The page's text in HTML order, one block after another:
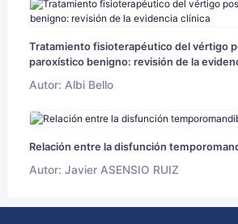
Tratamiento fisioterapéutico del vértigo
paroxístico benigno: revisión de la
Autor: Albi Bello
Relación entre la disfunción
Autor: Javier ASENSIO RUIZ